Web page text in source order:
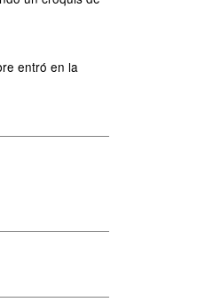
entró en la